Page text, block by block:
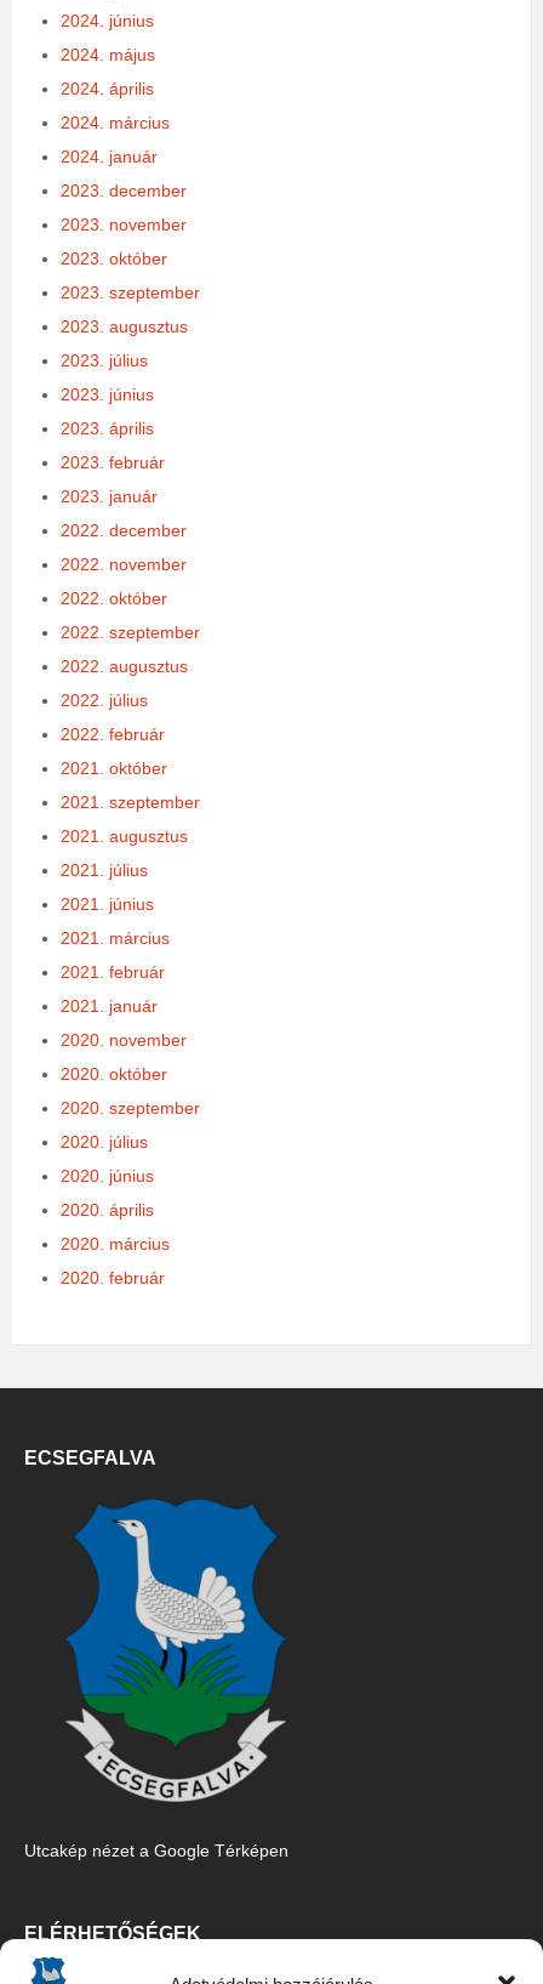
2024. június
2024. május
2024. április
2024. március
2024. január
2023. december
2023. november
2023. október
2023. szeptember
2023. augusztus
2023. július
2023. június
2023. április
2023. február
2023. január
2022. december
2022. november
2022. október
2022. szeptember
2022. augusztus
2022. július
2022. február
2021. október
2021. szeptember
2021. augusztus
2021. július
2021. június
2021. március
2021. február
2021. január
2020. november
2020. október
2020. szeptember
2020. július
2020. június
2020. április
2020. március
2020. február
ECSEGFALVA
Utcakép nézet a Google Térképen
ELÉRHETŐSÉGEK